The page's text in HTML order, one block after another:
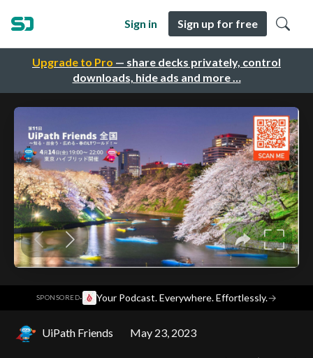
Upgrade to Pro — share decks privately, control
downloads, hide ads and more …
Sign in Sign up for free
SPONSORED· Your Podcast. Everywhere. Effortlessly.→
UiPath Friends May 23, 2023